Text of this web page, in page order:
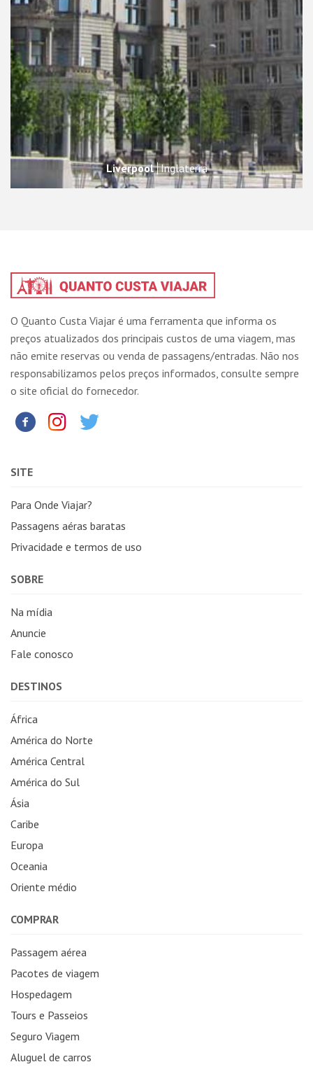
Liverpool Inglaterra
O Quanto Custa Viajar é uma ferramenta que informa os
preços atualizados dos principais custos de uma viagem, mas
não emite reservas ou venda de passagens/entradas. Não nos
responsabilizamos pelos preços informados, consulte sempre
o site oficial do fornecedor.
SITE
Para Onde Viajar?
Passagens aéras baratas
Privacidade e termos de uso
SOBRE
Na mídia
Anuncie
Fale conosco
DESTINOS
África
América do Norte
América Central
América do Sul
Ásia
Caribe
Europa
Oceania
Oriente médio
COMPRAR
Passagem aérea
Pacotes de viagem
Hospedagem
Tours e Passeios
Seguro Viagem
Aluguel de carros